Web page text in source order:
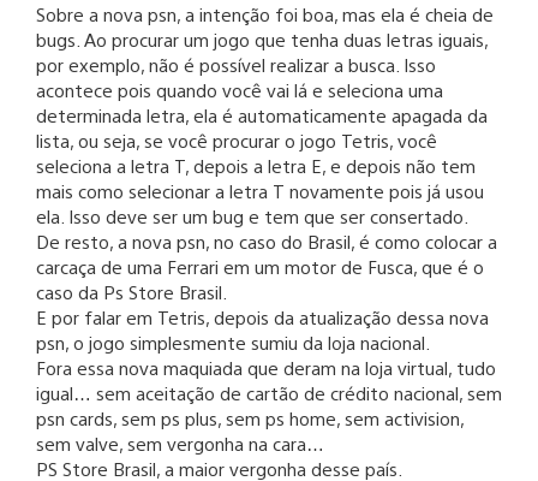
Sobre a nova psn, a intenção foi boa, mas ela é cheia de
bugs. Ao procurar um jogo que tenha duas letras iguais,
por exemplo, não é possível realizar a busca. Isso
acontece pois quando você vai lá e seleciona uma
determinada letra, ela é automaticamente apagada da
lista, ou seja, se você procurar o jogo Tetris, você
seleciona a letra T, depois a letra E, e depois não tem
mais como selecionar a letra T novamente pois já usou
ela. Isso deve ser um bug e tem que ser consertado.
De resto, a nova psn, no caso do Brasil, é como colocar a
carcaça de uma Ferrari em um motor de Fusca, que é o
caso da Ps Store Brasil.
E por falar em Tetris, depois da atualização dessa nova
psn, o jogo simplesmente sumiu da loja nacional.
Fora essa nova maquiada que deram na loja virtual, tudo
igual… sem aceitação de cartão de crédito nacional, sem
psn cards, sem ps plus, sem ps home, sem activision,
sem valve, sem vergonha na cara…
PS Store Brasil, a maior vergonha desse país.